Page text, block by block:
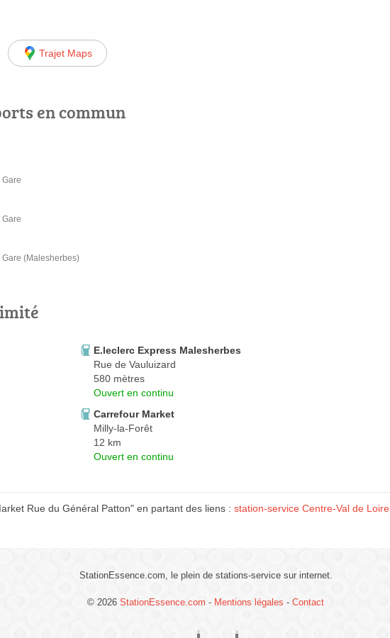
Trajet Maps
en commun
(Malesherbes)
E.leclerc Express Malesherbes
Rue de Vauluizard
580 mètres
Ouvert en continu
Carrefour Market
Milly-la-Forêt
12 km
Ouvert en continu
Rue du Général Patton" en partant des liens : station-service Centre-Val de Loire
StationEssence.com, le plein de stations-service sur internet.
© 2026 StationEssence.com - Mentions légales - Contact